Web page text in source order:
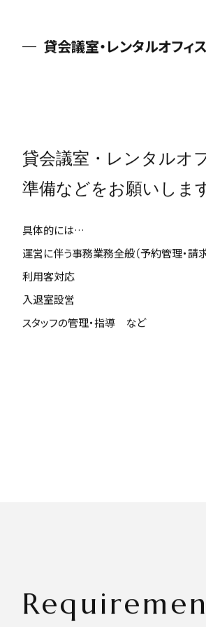
貸会議室・レンタルオフィ
貸会議室・レンタルオ
準備などをお願いしま
具体的には…
運営に伴う事務業務全般（予約管理・請
利用客対応
入退室設営
スタッフの管理・指導 など